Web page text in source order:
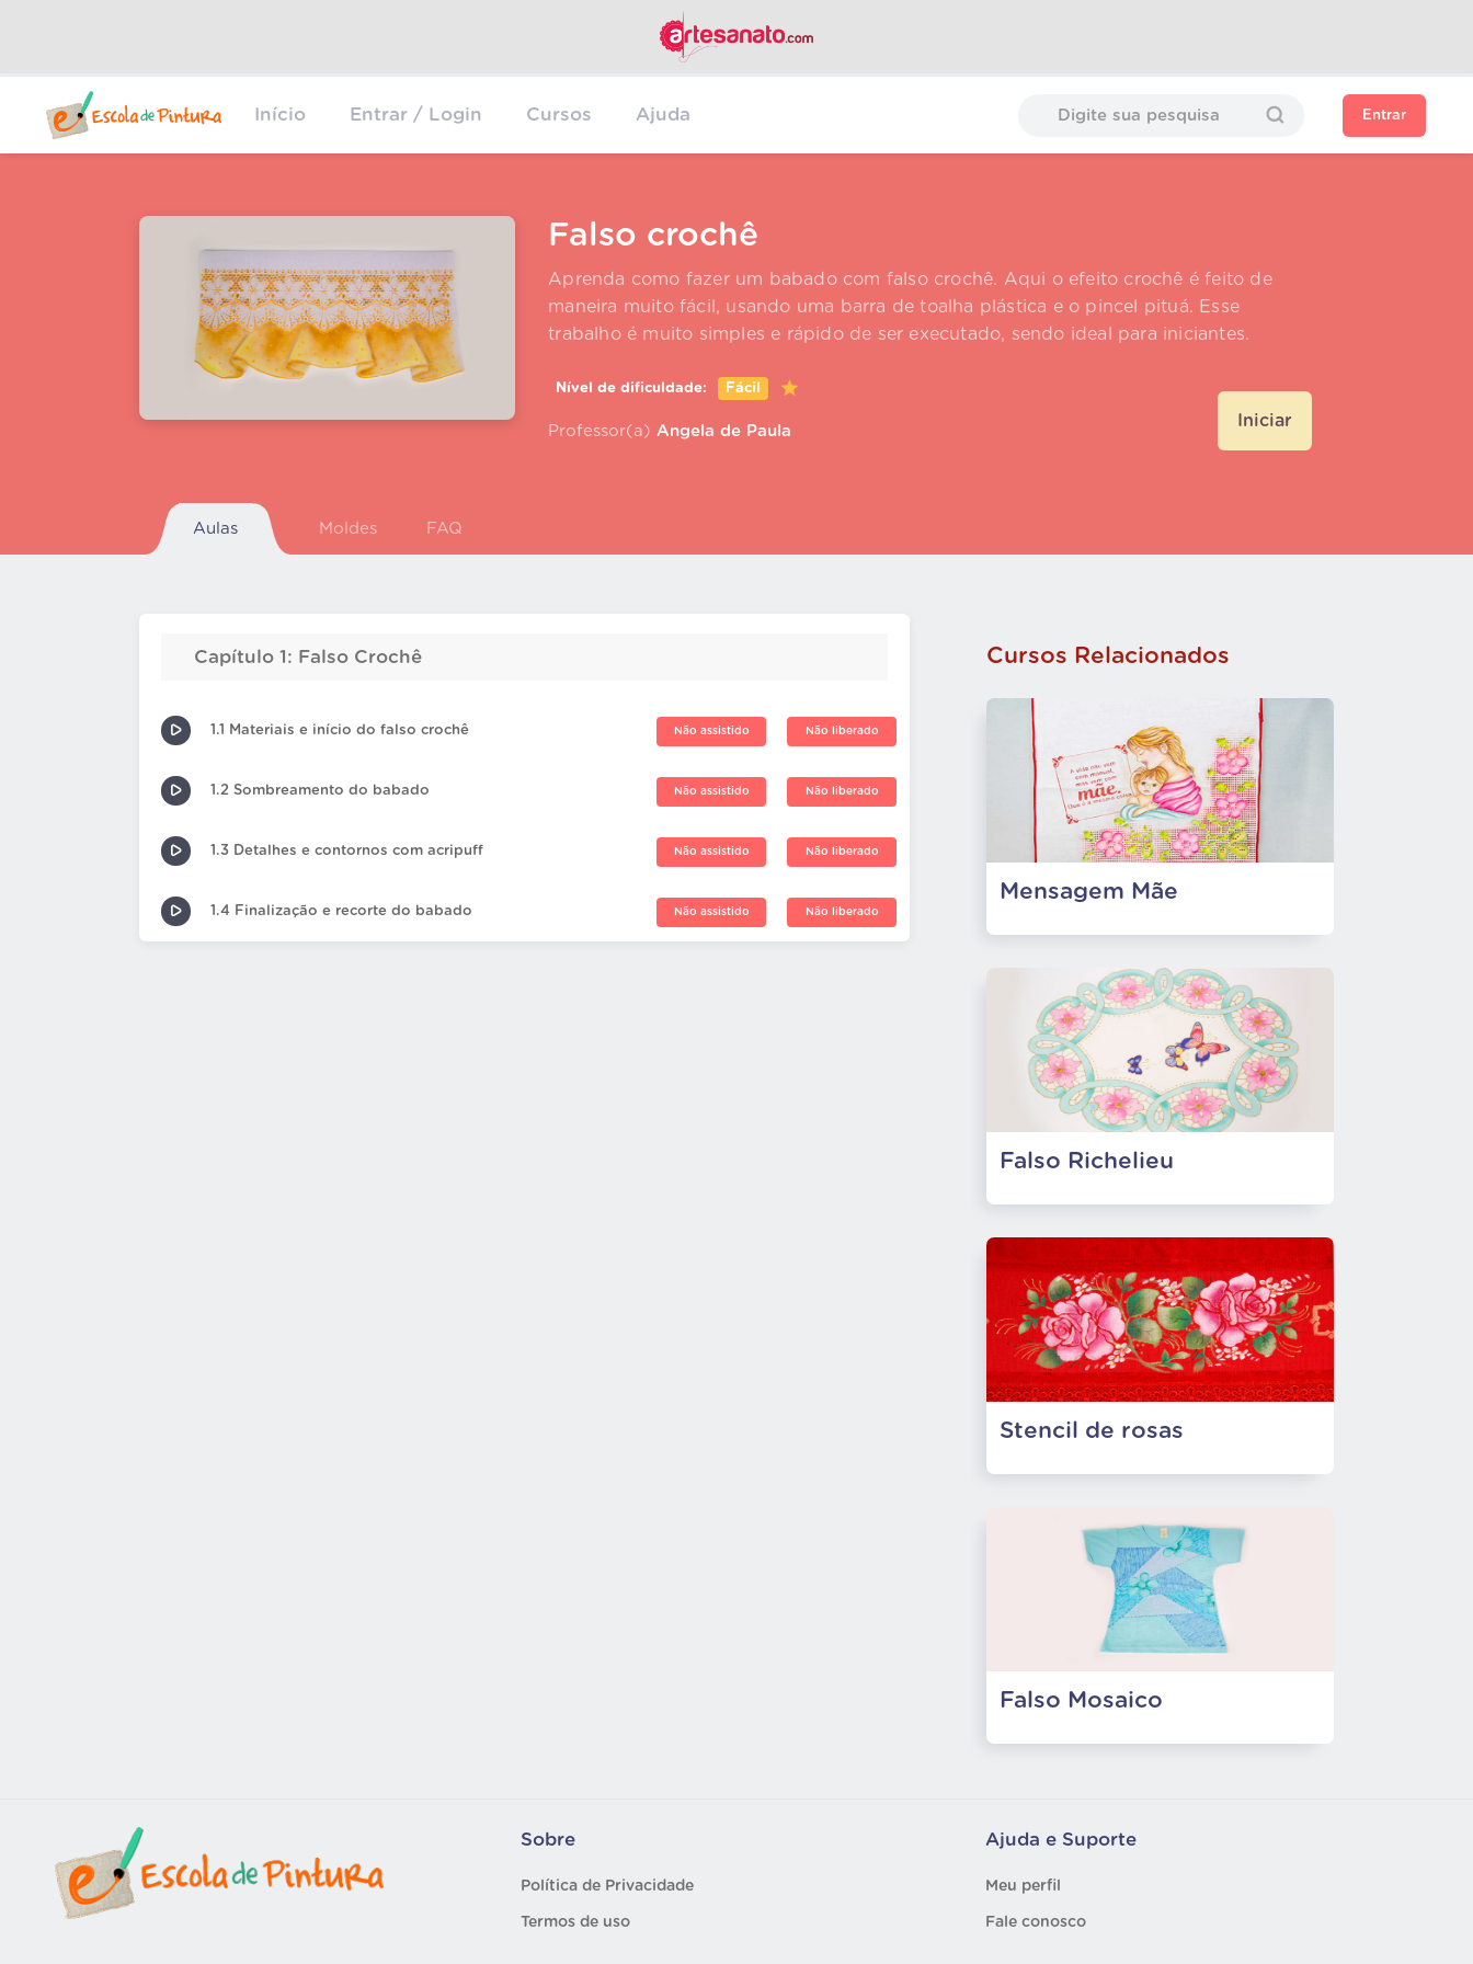
Início Entrar / Login Cursos Ajuda Entrar
Falso crochê
Aprenda como fazer um babado com falso crochê. Aqui o efeito crochê é feito de
maneira muito fácil, usando uma barra de toalha plástica e o pincel pituá. Esse
trabalho é muito simples e rápido de ser executado, sendo ideal para iniciantes.
Nível de dificuldade: Fácil
Professor(a)Angela de Paula
Iniciar
Aulas Moldes FAQ
Capítulo 1: Falso Crochê
1.1 Materiais e início do falso crochê Não assistido Não liberado
1.2 Sombreamento do babado Não assistido Não liberado
1.3 Detalhes e contornos com acripuff Não assistido Não liberado
1.4 Finalização e recorte do babado Não assistido Não liberado
Cursos Relacionados
Mensagem Mãe
Falso Richelieu
Stencil de rosas
Falso Mosaico
Sobre
Política de Privacidade
Termos de uso
Ajuda e Suporte
Meu perfil
Fale conosco